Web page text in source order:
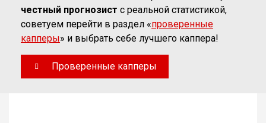
честный прогнозист с реальной статистикой,
советуем перейти в раздел «проверенные
капперы» и выбрать себе лучшего каппера!
Проверенные капперы